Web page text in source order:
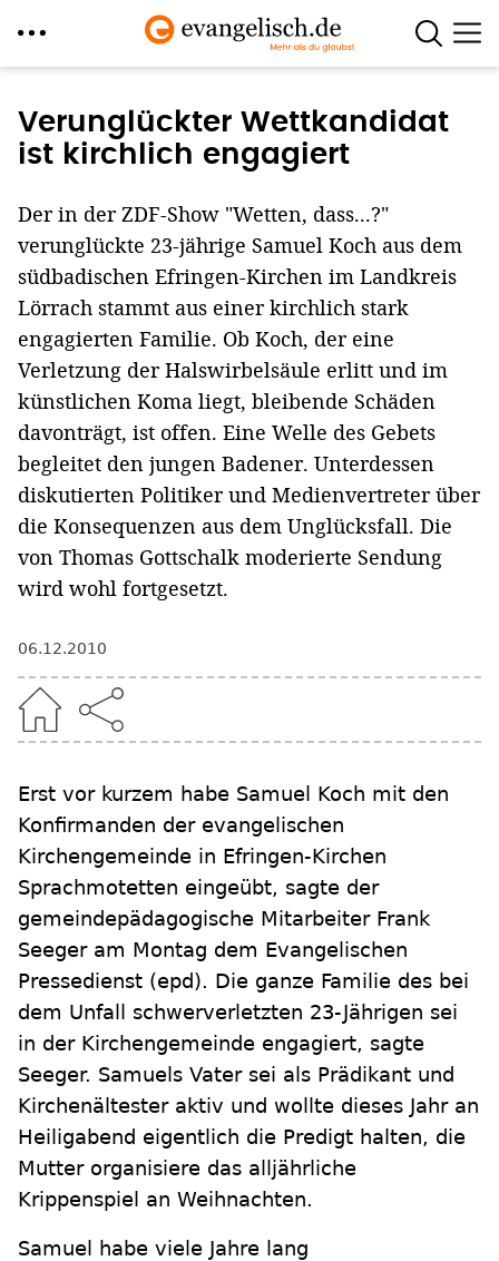
zum
Inhalt
Verunglückter Wettkandidat
ist kirchlich engagiert
Der in der ZDF-Show "Wetten, dass...?"
verunglückte 23-jährige Samuel Koch aus dem
südbadischen Efringen-Kirchen im Landkreis
Lörrach stammt aus einer kirchlich stark
engagierten Familie. Ob Koch, der eine
Verletzung der Halswirbelsäule erlitt und im
künstlichen Koma liegt, bleibende Schäden
davonträgt, ist offen. Eine Welle des Gebets
begleitet den jungen Badener. Unterdessen
diskutierten Politiker und Medienvertreter über
die Konsequenzen aus dem Unglücksfall. Die
von Thomas Gottschalk moderierte Sendung
wird wohl fortgesetzt.
06.12.2010
Erst vor kurzem habe Samuel Koch mit den
Konfirmanden der evangelischen
Kirchengemeinde in Efringen-Kirchen
Sprachmotetten eingeübt, sagte der
gemeindepädagogische Mitarbeiter Frank
Seeger am Montag dem Evangelischen
Pressedienst (epd). Die ganze Familie des bei
dem Unfall schwerverletzten 23-Jährigen sei
in der Kirchengemeinde engagiert, sagte
Seeger. Samuels Vater sei als Prädikant und
Kirchenältester aktiv und wollte dieses Jahr an
Heiligabend eigentlich die Predigt halten, die
Mutter organisiere das alljährliche
Krippenspiel an Weihnachten.
Samuel habe viele Jahre lang